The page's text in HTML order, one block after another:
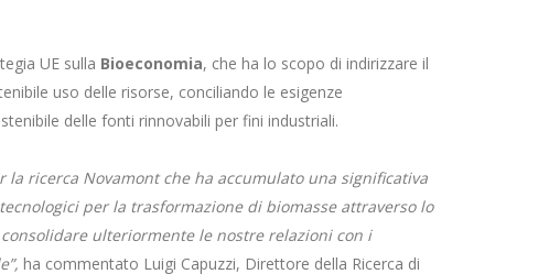
UE sulla Bioeconomia, che ha lo scopo di indirizzare il
uso delle risorse, conciliando le esigenze
delle fonti rinnovabili per fini industriali.
la ricerca Novamont che ha accumulato una significativa
per la trasformazione di biomasse attraverso lo
ulteriormente le nostre relazioni con i
ha commentato Luigi Capuzzi, Direttore della Ricerca di